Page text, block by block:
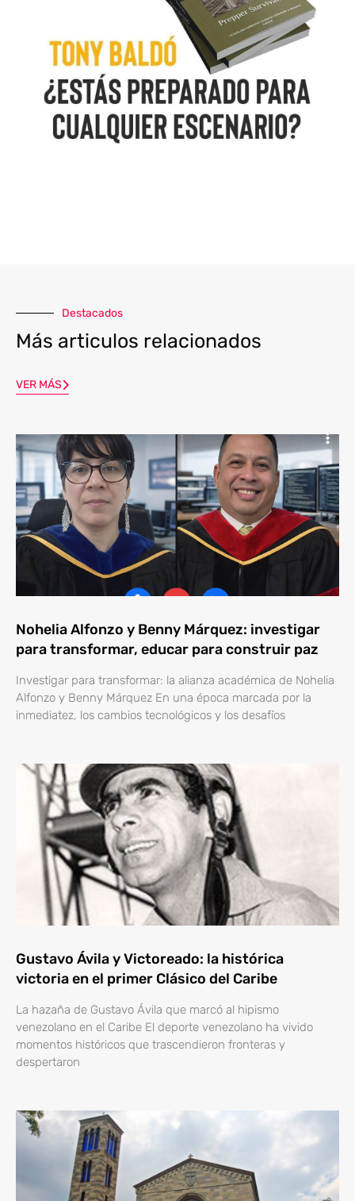
Destacados
Más articulos relacionados
VER MÁS
Nohelia Alfonzo y Benny Márquez: investigar
para transformar, educar para construir paz
Investigar para transformar: la alianza académica de Nohelia
Alfonzo y Benny Márquez En una época marcada por la
inmediatez, los cambios tecnológicos y los desafíos
Gustavo Ávila y Victoreado: la histórica
victoria en el primer Clásico del Caribe
La hazaña de Gustavo Ávila que marcó al hipismo
venezolano en el Caribe El deporte venezolano ha vivido
momentos históricos que trascendieron fronteras y
despertaron